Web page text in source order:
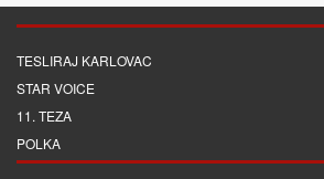
TESLIRAJ KARLOVAC
STAR VOICE
11. TEZA
POLKA